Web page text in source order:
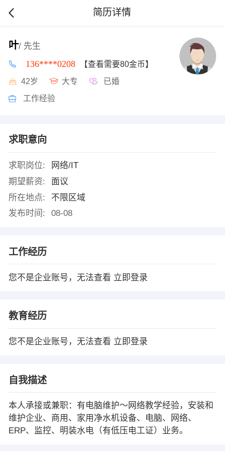
简历详情
叶/ 先生
136****0208 【查看需要80金币】
42岁 大专 已婚
工作经验
求职意向
求职岗位:
网络/IT
期望薪资:
面议
所在地点:
不限区域
发布时间:
08-08
工作经历
您不是企业账号，无法查看 立即登录
教育经历
您不是企业账号，无法查看 立即登录
自我描述
本人承接或兼职：有电脑维护～网络教学经验，安装和
维护企业、商用、家用净水机设备、电脑、网络、
ERP、监控、明装水电（有低压电工证）业务。